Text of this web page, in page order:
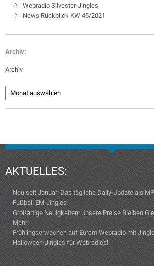
Webradio Silvester-Jingles
News Rückblick KW 45/2021
Archiv:
Archiv
AKTUELLES:
Neu seit Januar: Das tägliche Daily-Update als
Fußball EM-Jingles
Großartige Neuigkeiten: Unsere Preise Bleiben
Mehr!
Frühlingserwachen auf Eurem Webradio mit
Halloween-Jingles für Webradios!